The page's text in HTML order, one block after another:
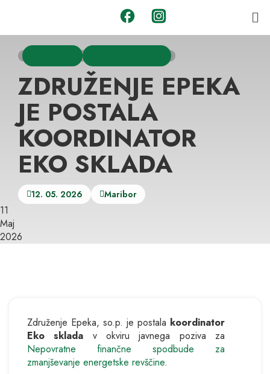
ZDRUŽENJE EPEKA
JE POSTALA
KOORDINATOR
EKO SKLADA
12. 05. 2026 Maribor
11
Maj
2026
Združenje Epeka, so.p. je postala koordinator
Eko sklada v okviru javnega poziva za
Nepovratne finančne spodbude za
zmanjševanje energetske revščine.